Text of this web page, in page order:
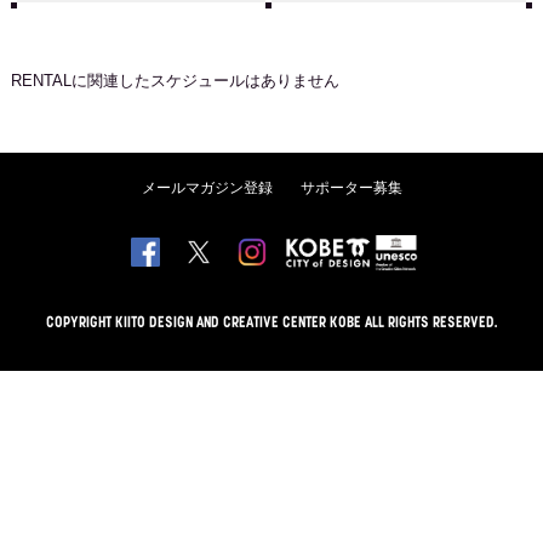
RENTAL に関連したスケジュールはありません
メールマガジン登録 サポーター募集
COPYRIGHT KIITO DESIGN AND CREATIVE CENTER KOBE ALL RIGHTS RESERVED.